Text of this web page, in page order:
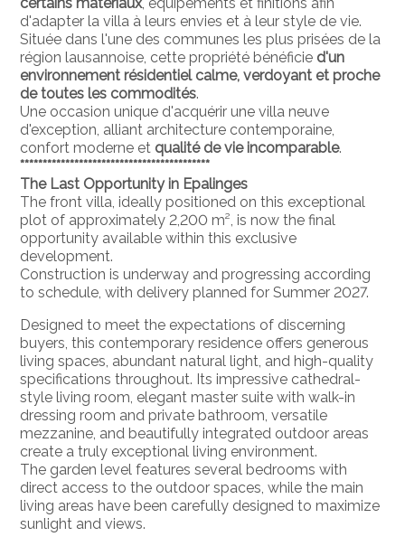
d'adapter la villa à leurs envies et à leur style de vie.
Située dans l'une des communes les plus prisées de la
région lausannoise, cette propriété bénéficie d'un
environnement résidentiel calme, verdoyant et proche
de toutes les commodités.
Une occasion unique d'acquérir une villa neuve
d'exception, alliant architecture contemporaine,
confort moderne et qualité de vie incomparable.
******************************************
The Last Opportunity in Epalinges
The front villa, ideally positioned on this exceptional
plot of approximately 2,200 m², is now the final
opportunity available within this exclusive
development.
Construction is underway and progressing according
to schedule, with delivery planned for Summer 2027.
Designed to meet the expectations of discerning
buyers, this contemporary residence offers generous
living spaces, abundant natural light, and high-quality
specifications throughout. Its impressive cathedral-
style living room, elegant master suite with walk-in
dressing room and private bathroom, versatile
mezzanine, and beautifully integrated outdoor areas
create a truly exceptional living environment.
The garden level features several bedrooms with
direct access to the outdoor spaces, while the main
living areas have been carefully designed to maximize
sunlight and views.